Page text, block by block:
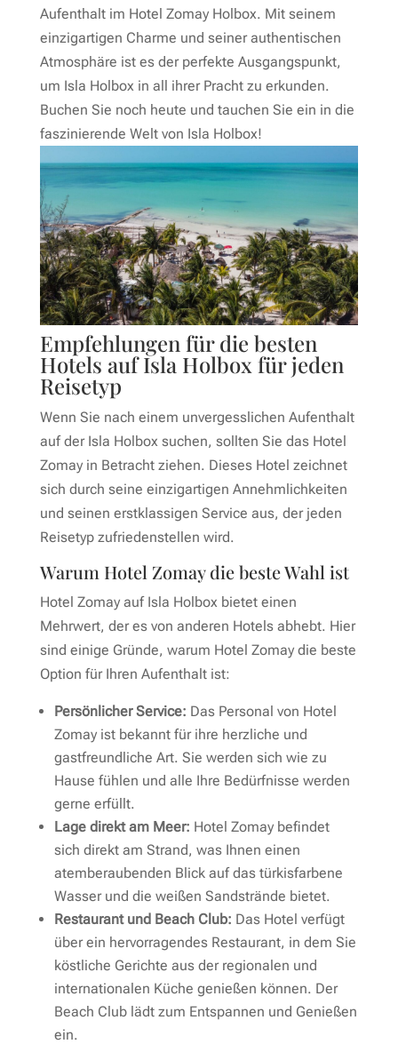
Aufenthalt im Hotel Zomay Holbox. Mit seinem
einzigartigen Charme und seiner authentischen
Atmosphäre ist es der perfekte Ausgangspunkt,
um Isla Holbox in all ihrer Pracht zu erkunden.
Buchen Sie noch heute und tauchen Sie ein in die
faszinierende Welt von Isla Holbox!
Empfehlungen für die besten
Hotels auf Isla Holbox für jeden
Reisetyp
Wenn Sie nach einem unvergesslichen Aufenthalt
auf der Isla Holbox suchen, sollten Sie das Hotel
Zomay in Betracht ziehen. Dieses Hotel zeichnet
sich durch seine einzigartigen Annehmlichkeiten
und seinen erstklassigen Service aus, der jeden
Reisetyp zufriedenstellen wird.
Warum Hotel Zomay die beste Wahl ist
Hotel Zomay auf Isla Holbox bietet einen
Mehrwert, der es von anderen Hotels abhebt. Hier
sind einige Gründe, warum Hotel Zomay die beste
Option für Ihren Aufenthalt ist:
Persönlicher Service: Das Personal von Hotel
Zomay ist bekannt für ihre herzliche und
gastfreundliche Art. Sie werden sich wie zu
Hause fühlen und alle Ihre Bedürfnisse werden
gerne erfüllt.
Lage direkt am Meer: Hotel Zomay befindet
sich direkt am Strand, was Ihnen einen
atemberaubenden Blick auf das türkisfarbene
Wasser und die weißen Sandstrände bietet.
Restaurant und Beach Club: Das Hotel verfügt
über ein hervorragendes Restaurant, in dem Sie
köstliche Gerichte aus der regionalen und
internationalen Küche genießen können. Der
Beach Club lädt zum Entspannen und Genießen
ein.